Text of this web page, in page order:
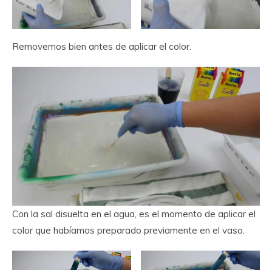
Removemos bien antes de aplicar el color.
Con la sal disuelta en el agua, es el momento de aplicar el
color que habíamos preparado previamente en el vaso.